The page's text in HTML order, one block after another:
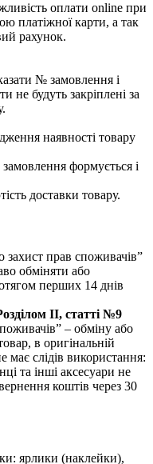
оплати online при
платіжної карти, а так
рахунок.
№ замовлення і
не будуть закріплені за
наявності товару
формується і
доставки товару.
захист прав споживачів”
обміняти або
перших 14 днів
II, статті №9
– обміну або
в оригінальній
має слідів використання:
та інші аксесуари не
коштів через 30
ярлики (наклейки),